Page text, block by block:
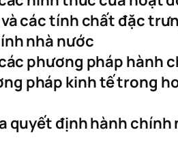
các tính chất đặc
nhà nước
phương pháp hành
pháp kinh tế trong
quyết định hành